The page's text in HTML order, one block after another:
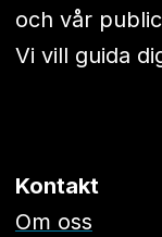
och vår
Vi vill guida
Kontakt
Om oss